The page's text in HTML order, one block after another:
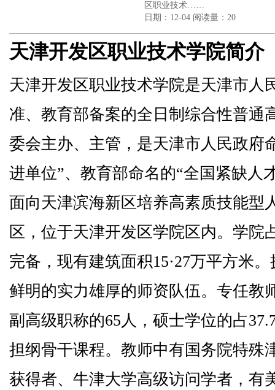
区职业技术……
日期：12-04 阅读量：20
天津开发区职业技术学院简介
天津开发区职业技术学院是天津市人
准、教育部备案的全日制综合性普通
委会主办、主管，是天津市人民政府
进单位”、教育部命名的“全国紧缺人
面向天津滨海新区培养高素质技能型
区，位于天津开发区学院区内。学院
完备，现有建筑面积15·27万平方米
鲜明的实力雄厚的师资队伍。专任教
副高级职称的65人，硕士学位的占
担纲骨干课程。教师中有国务院特殊
获得者、牛津大学高级访问学者，有